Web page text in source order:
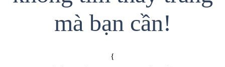
mà bạn cần!
{